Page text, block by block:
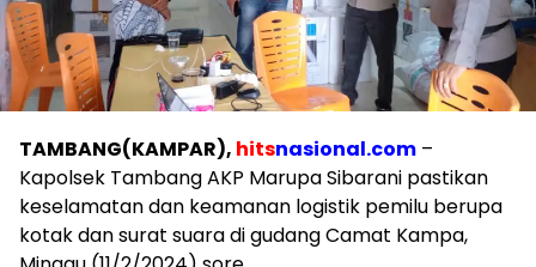
TAMBANG(KAMPAR), hitsnasional.com –
Kapolsek Tambang AKP Marupa Sibarani pastikan
keselamatan dan keamanan logistik pemilu berupa
kotak dan surat suara di gudang Camat Kampa,